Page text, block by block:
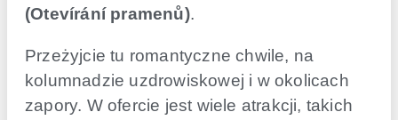
(Otevírání pramenů).
Przeżyjcie tu romantyczne chwile, na
kolumnadzie uzdrowiskowej i w okolicach
zapory. W ofercie jest wiele atrakcji, takich